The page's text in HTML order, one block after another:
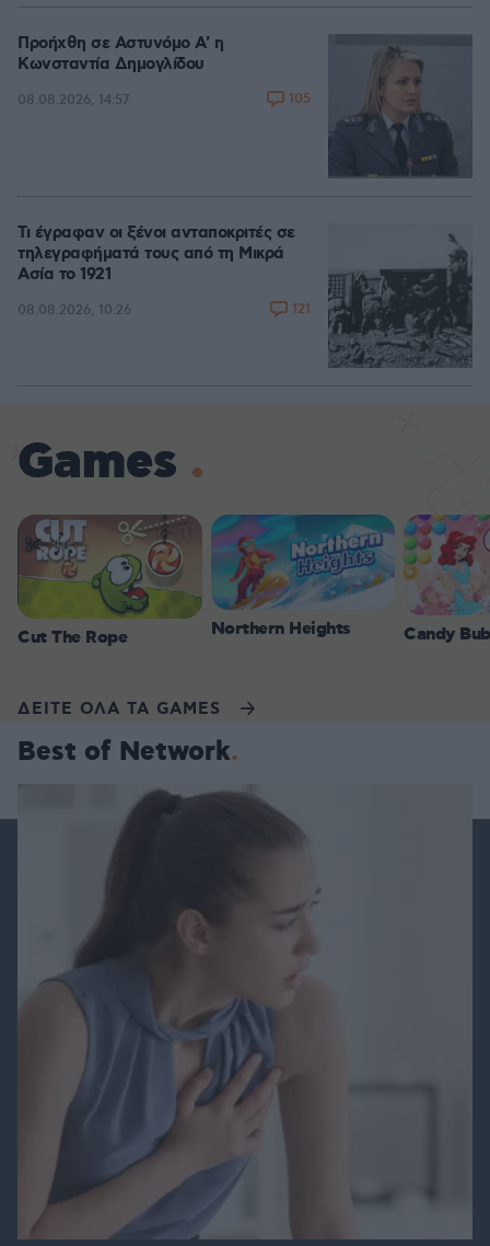
Προήχθη σε Αστυνόμο Α' η
Κωνσταντία Δημογλίδου
08.08.2026, 14:57 105
Τι έγραφαν οι ξένοι ανταποκριτές σε
τηλεγραφήματά τους από τη Μικρά
Ασία το 1921
08.08.2026, 10:26 121
Games
Cut The Rope Northern Heights Candy
ΔΕΙΤΕ ΟΛΑ ΤΑ GAMES
Best of Network